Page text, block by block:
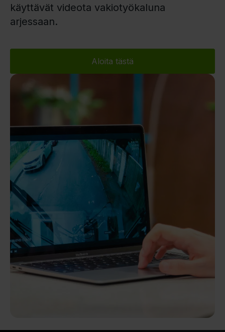
käyttävät videota vakiotyökaluna
arjessaan.
Aloita tästä